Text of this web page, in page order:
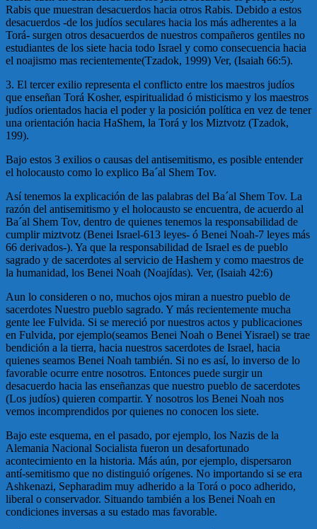
Rabis que muestran desacuerdos hacia otros Rabis. Debido a estos
desacuerdos -de los judíos seculares hacia los más adherentes a la
Torá- surgen otros desacuerdos de nuestros compañeros gentiles no
estudiantes de los siete hacia todo Israel y como consecuencia hacia
el noajismo mas recientemente(Tzadok, 1999) Ver, (Isaiah 66:5).
3. El tercer exilio representa el conflicto entre los maestros judíos
que enseñan Torá Kosher, espiritualidad ó misticismo y los maestros
judíos orientados hacia el poder y la posición política en vez de tener
una orientación hacia HaShem, la Torá y los Miztvotz (Tzadok,
199).
Bajo estos 3 exilios o causas del antisemitismo, es posible entender
el holocausto como lo explico Ba´al Shem Tov.
Así tenemos la explicación de las palabras del Ba´al Shem Tov. La
razón del antisemitismo y el holocausto se encuentra, de acuerdo al
Ba´al Shem Tov, dentro de quienes tenemos la responsabilidad de
cumplir miztvotz (Benei Israel-613 leyes- ó Benei Noah-7 leyes más
66 derivados-). Ya que la responsabilidad de Israel es de pueblo
sagrado y de sacerdotes al servicio de Hashem y como maestros de
la humanidad, los Benei Noah (Noajídas). Ver, (Isaiah 42:6)
Aun lo consideren o no, muchos ojos miran a nuestro pueblo de
sacerdotes Nuestro pueblo sagrado. Y más recientemente mucha
gente lee Fulvida. Si se mereció por nuestros actos y publicaciones
en Fulvida, por ejemplo(seamos Benei Noah o Benei Yisrael) se trae
bendición a la tierra, hacia nuestros sacerdotes de Israel, hacia
quienes seamos Benei Noah también. Si no es así, lo inverso de lo
favorable ocurre entre nosotros. Entonces puede surgir un
desacuerdo hacia las enseñanzas que nuestro pueblo de sacerdotes
(Los judíos) quieren compartir. Y nosotros los Benei Noah nos
vemos incomprendidos por quienes no conocen los siete.
Bajo este esquema, en el pasado, por ejemplo, los Nazis de la
Alemania Nacional Socialista fueron un desafortunado
acontecimiento en la historia. Más aún, por ejemplo, dispersaron
antí-semitismo que no distinguió orígenes. No importando si se era
Ashkenazi, Sepharadim muy adherido a la Torá o poco adherido,
liberal o conservador. Situando también a los Benei Noah en
condiciones inversas a su estado mas favorable.